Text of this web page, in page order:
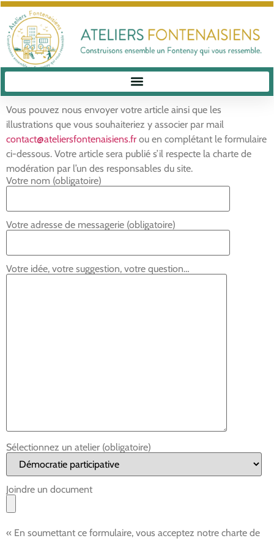
Vous pouvez nous envoyer votre article ainsi que les
illustrations que vous souhaiteriez y associer par mail
contact@ateliersfontenaisiens.fr ou en complétant le formulaire
ci-dessous. Votre article sera publié s’il respecte la charte de
modération par l’un des responsables du site.
Votre nom (obligatoire)
Votre adresse de messagerie (obligatoire)
Votre idée, votre suggestion, votre question…
Sélectionnez un atelier (obligatoire)
Joindre un document
« En soumettant ce formulaire, vous acceptez notre charte de